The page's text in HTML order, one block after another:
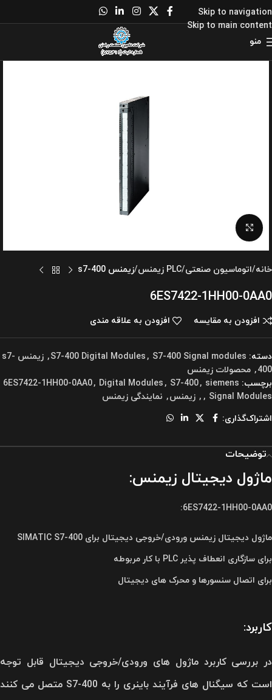
Skip to navigation
Skip to main content
منو
برای بزرگنمایی کلیک کنید
خانه اتوماسیون صنعتی PLC زیمنس زیمنس s7-400
6ES7422-1HH00-0AA0
افزودن به مقایسه افزودن به علاقه مندی
دسته: S7-400 Digital Modules, S7-400 Signal modules
,
زیمنس s7-
400
, محصولات زیمنس
برچسب:
6ES7422-1HH00-0AA0, Digital Modules, S7-400, siemens
, Signal Modules
, زیمنس, نمایندگی زیمنس
اشتراک‌گذاری:
توضیحات
ماژول دیجیتال زیمنس:
6ES7422-1HH00-0AA0:
ماژول دیجیتال زیمنس ورودی/خروجی دیجیتال برای SIMATIC S7-400
برای سازگاری انعطاف پذیر PLC با کار مربوطه
برای اتصال سنسورها و محرک های دیجیتال
کاربرد:
در بررسی کاربرد ماژول های ورودی/خروجی دیجیتال قابل توجه
است که سیگنال های فرآیند باینری را به S7-400 متصل می کنند